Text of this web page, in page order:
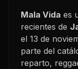
Mala Vida es
recientes de
el 13 de
parte del
reparto,